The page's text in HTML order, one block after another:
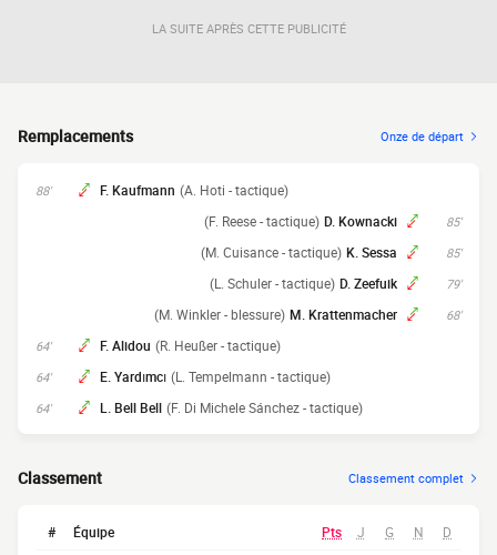
LA SUITE APRÈS CETTE PUBLICITÉ
Remplacements Onze de départ
88' F. Kaufmann (A. Hoti - tactique)
85'
D. Kownacki
(F. Reese - tactique)
85'
K. Sessa
(M. Cuisance - tactique)
79'
D. Zeefuik
(L. Schuler - tactique)
68'
M. Krattenmacher
(M. Winkler - blessure)
64' F. Alidou (R. Heußer - tactique)
64' E. Yardımcı (L. Tempelmann - tactique)
64' L. Bell Bell (F. Di Michele Sánchez - tactique)
Classement Classement complet
# Équipe Pts J G N D